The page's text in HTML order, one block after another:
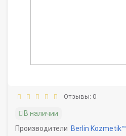
Отзывы: 0
В наличии
Производители Berlin Kozmetik™